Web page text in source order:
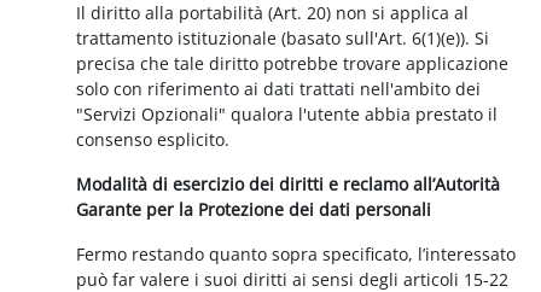
Il diritto alla portabilità (Art. 20) non si applica al
trattamento istituzionale (basato sull'Art. 6(1)(e)). Si
precisa che tale diritto potrebbe trovare applicazione
solo con riferimento ai dati trattati nell'ambito dei
"Servizi Opzionali" qualora l'utente abbia prestato il
consenso esplicito.
Modalità di esercizio dei diritti e reclamo all’Autorità
Garante per la Protezione dei dati personali
Fermo restando quanto sopra specificato, l’interessato
può far valere i suoi diritti ai sensi degli articoli 15-22